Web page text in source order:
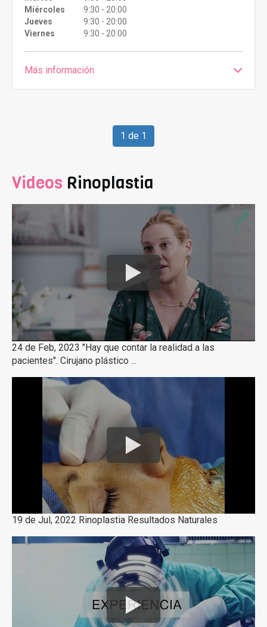
Miércoles
9:30 - 20:00
Jueves
9:30 - 20:00
Viernes
9:30 - 20:00
Más información
1 de 1
Videos Rinoplastia
24 de Feb, 2023 "Hay que contar la realidad a las
pacientes". Cirujano plástico ...
19 de Jul, 2022 Rinoplastia Resultados Naturales